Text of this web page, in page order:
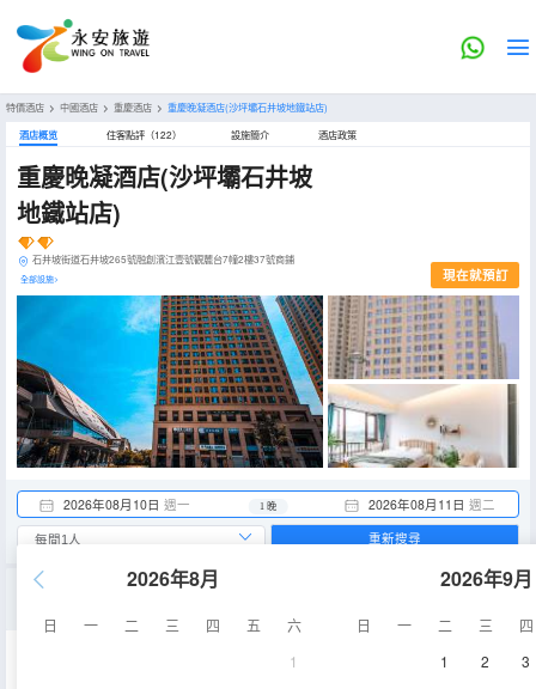
特價酒店 > 中國酒店 > 重慶酒店 > 重慶晚凝酒店(沙坪壩石井坡地鐵站店)
酒店概览 住客點評（122） 設施簡介 酒店政策
重慶晚凝酒店(沙坪壩石井坡
地鐵站店)
石井坡街道石井坡265號融創濱江壹號觀麓台7幢2樓37號商鋪
全部設施> 現在就預訂
2026年08月10日 週一 2026年08月11日 週二
1 晚
2026年8月
日 一 二 三 四 五
六
1
2026年9月
日 一 二 三
四
1
2 3
重新搜尋
空調